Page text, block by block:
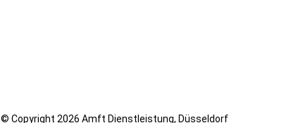
© Copyright 2026 Amft Dienstleistung, Düsseldorf